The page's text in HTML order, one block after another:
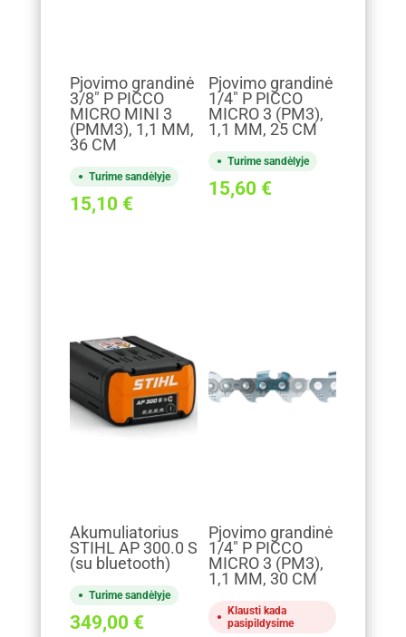
Pjovimo grandinė
3/8" P PICCO
MICRO MINI 3
(PMM3), 1,1 MM,
36 CM
Turime sandėlyje
15,10 €
Pjovimo grandinė
1/4" P PICCO
MICRO 3 (PM3),
1,1 MM, 25 CM
Turime sandėlyje
15,60 €
Akumuliatorius
STIHL AP 300.0 S
(su bluetooth)
Turime sandėlyje
349,00 €
Pjovimo grandinė
1/4" P PICCO
MICRO 3 (PM3),
1,1 MM, 30 CM
Klausti kada
pasipildysime